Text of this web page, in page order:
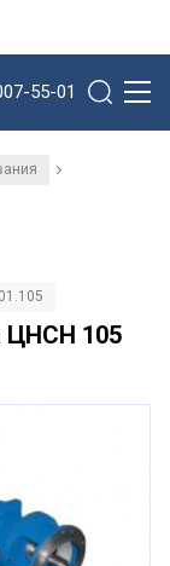
55-01
/
ЦНСН 105